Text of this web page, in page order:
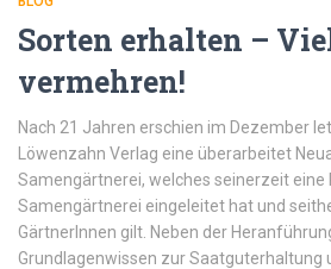
Sorten erhalten –
vermehren!
Nach 21 Jahren erschien im Dezember
Löwenzahn Verlag eine überarbeitet
Samengärtnerei, welches seinerzeit eine
Samengärtnerei eingeleitet hat und
GärtnerInnen gilt. Neben der
Grundlagenwissen zur Saatguterhaltung